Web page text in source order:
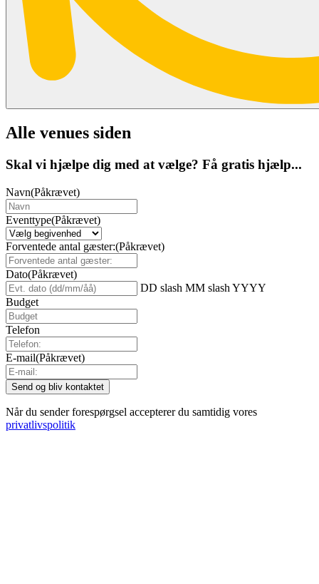
Alle venues siden
Skal vi hjælpe dig med at vælge? Få gratis hjælp...
Navn(Påkrævet)
Eventtype(Påkrævet)
Forventede antal gæster:(Påkrævet)
Dato(Påkrævet)
DD slash MM slash YYYY
Budget
Telefon
E-mail(Påkrævet)
Når du sender forespørgsel accepterer du samtidig vores
privatlivspolitik